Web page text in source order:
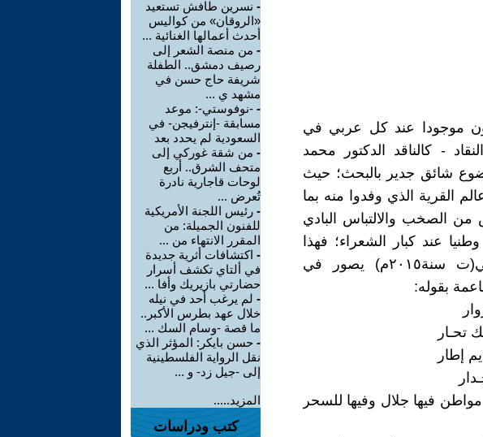
موجودا عند كل عربي في
- كالناقد الدكتور محمد
شائق جدير بالبحث؛ حيث
القرية الذي وفدوا منه بما
الصخب والالتباس البادي
عند كبار الشعراء؛ فهذا
الشاعر الكلاسيكي المصري الكبير محمد التهامي(ت سنة٢٠١٥م) يصور في
بقوله:
تحـار
إطار
مواطن فيها جلال وفيها للسحر
- نسرين طافش تستعيد
«الروقان» من كواليس
أحدث أعمالها الغنائية ...
- من منصة الشعر إلى
رصيف دمشق.. الطفلة
شريفة حاج حسن في
مشهد ي ...
- -نوفوستي-: موعد
مسابقة -إنترفيجن- في
السعودية لم يحدد بعد
- من شقة غوركي إلى
متحف الشرق.. أربع
لوحات قاجارية نادرة
تُعرض ...
- رئيس اللجنة الأمريكية
للفنون الجميلة: من
المقرر الانتهاء من ...
- اكتشافات أثرية جديدة
في ألتاي تكشف أسرار
حضارتي بازيريك وأفا ...
- لم يرغب أحد في نيله
خلال عهد بطرس الأكبر..
ما قصة -وسام السك ...
- حسن بايكر: المؤثر الذي
نقل الرواية الفلسطينية
إلى -جيل زد- و ...
المزيد.....
كتب ودراسات